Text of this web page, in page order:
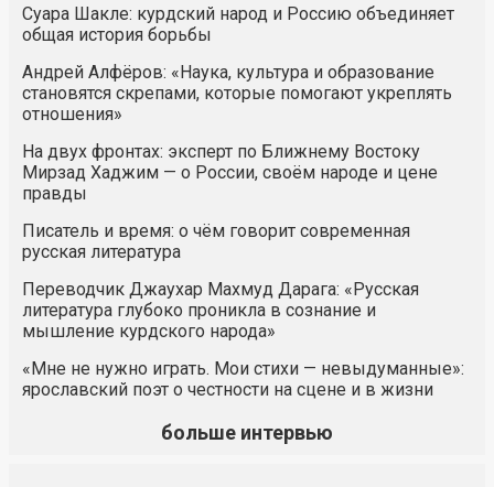
Суара Шакле: курдский народ и Россию объединяет
общая история борьбы
Андрей Алфёров: «Наука, культура и образование
становятся скрепами, которые помогают укреплять
отношения»
На двух фронтах: эксперт по Ближнему Востоку
Мирзад Хаджим — о России, своём народе и цене
правды
Писатель и время: о чём говорит современная
русская литература
Переводчик Джаухар Махмуд Дарага: «Русская
литература глубоко проникла в сознание и
мышление курдского народа»
«Мне не нужно играть. Мои стихи — невыдуманные»:
ярославский поэт о честности на сцене и в жизни
больше интервью